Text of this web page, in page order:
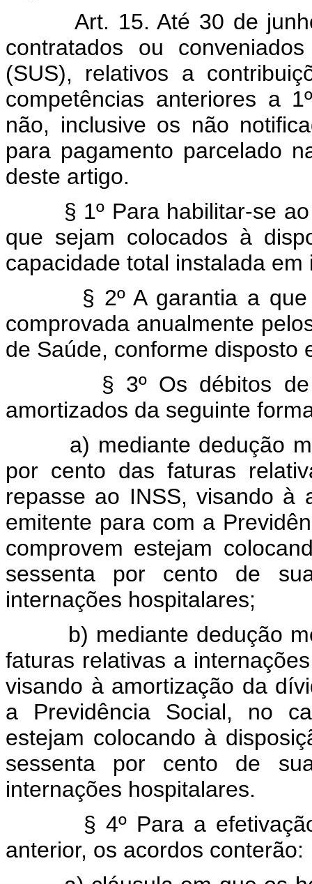
Art. 15. Até 30 de
contratados ou
(SUS), relativos a
competências anteriores a
não, inclusive os não
para pagamento parcelado
deste artigo.
§ 1º Para habilitar-se ao
que sejam colocados à
capacidade total instalada
§ 2º A garantia a que
comprovada anualmente
de Saúde, conforme disposto
§ 3º Os débitos de
amortizados da seguinte
a) mediante dedução
por cento das faturas
repasse ao INSS, visando à
emitente para com a
comprovem estejam
sessenta por cento de
internações hospitalares;
b) mediante dedução
faturas relativas a
visando à amortização da
a Previdência Social, no
estejam colocando à
sessenta por cento de
internações hospitalares.
§ 4º Para a efetivação
anterior, os acordos conterão: